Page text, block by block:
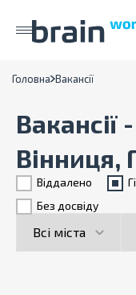
Головна Вакансії
Вакансії
Вінниця,
Віддалено
Без досвіду